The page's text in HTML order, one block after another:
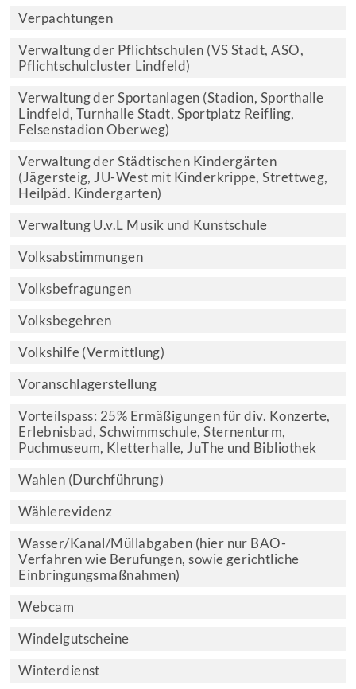
Verpachtungen
Verwaltung der Pflichtschulen (VS Stadt, ASO,
Pflichtschulcluster Lindfeld)
Verwaltung der Sportanlagen (Stadion, Sporthalle
Lindfeld, Turnhalle Stadt, Sportplatz Reifling,
Felsenstadion Oberweg)
Verwaltung der Städtischen Kindergärten
(Jägersteig, JU-West mit Kinderkrippe, Strettweg,
Heilpäd. Kindergarten)
Verwaltung U.v.L Musik und Kunstschule
Volksabstimmungen
Volksbefragungen
Volksbegehren
Volkshilfe (Vermittlung)
Voranschlagerstellung
Vorteilspass: 25% Ermäßigungen für div. Konzerte,
Erlebnisbad, Schwimmschule, Sternenturm,
Puchmuseum, Kletterhalle, JuThe und Bibliothek
Wahlen (Durchführung)
Wählerevidenz
Wasser/Kanal/Müllabgaben (hier nur BAO-
Verfahren wie Berufungen, sowie gerichtliche
Einbringungsmaßnahmen)
Webcam
Windelgutscheine
Winterdienst